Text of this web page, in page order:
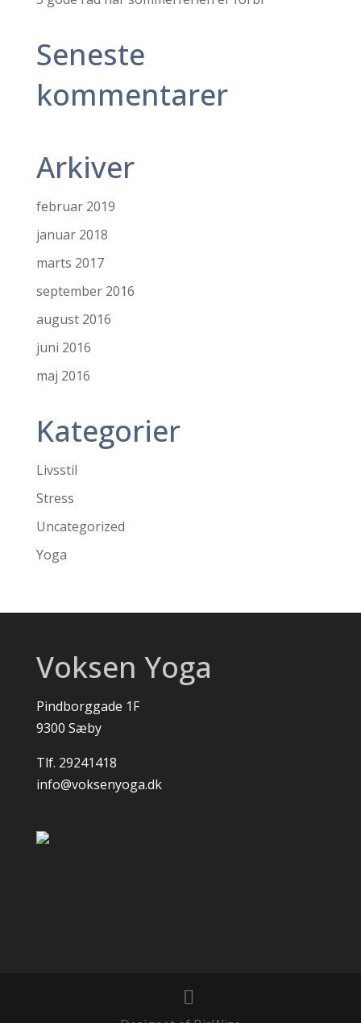
Seneste
kommentarer
Arkiver
februar 2019
januar 2018
marts 2017
september 2016
august 2016
juni 2016
maj 2016
Kategorier
Livsstil
Stress
Uncategorized
Yoga
Voksen Yoga
Pindborggade 1F
9300 Sæby
Tlf. 29241418
info@voksenyoga.dk